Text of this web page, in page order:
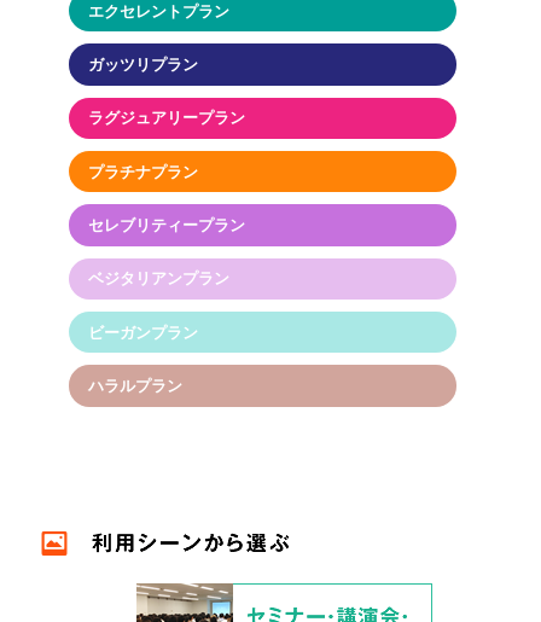
エクセレントプラン
ガッツリプラン
ラグジュアリープラン
プラチナプラン
セレブリティープラン
ベジタリアンプラン
ビーガンプラン
ハラルプラン